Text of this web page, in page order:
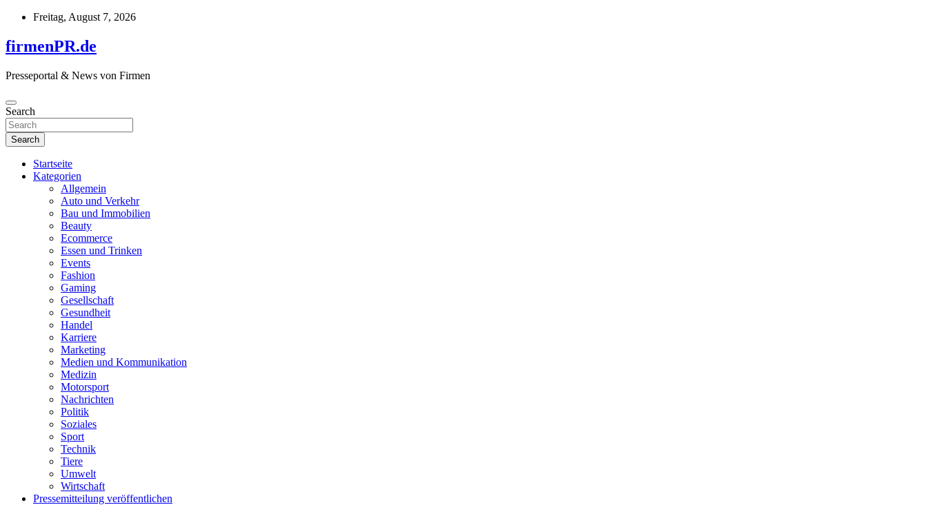
Skip
content
Freitag, August 7, 2026
firmenPR.de
Presseportal & News von Firmen
Search
Search
Startseite
Kategorien
Allgemein
Auto und Verkehr
Bau und Immobilien
Beauty
Ecommerce
Essen und Trinken
Events
Fashion
Gaming
Gesellschaft
Gesundheit
Handel
Karriere
Marketing
Medien und Kommunikation
Medizin
Motorsport
Nachrichten
Politik
Soziales
Sport
Technik
Tiere
Umwelt
Wirtschaft
Pressemitteilung veröffentlichen